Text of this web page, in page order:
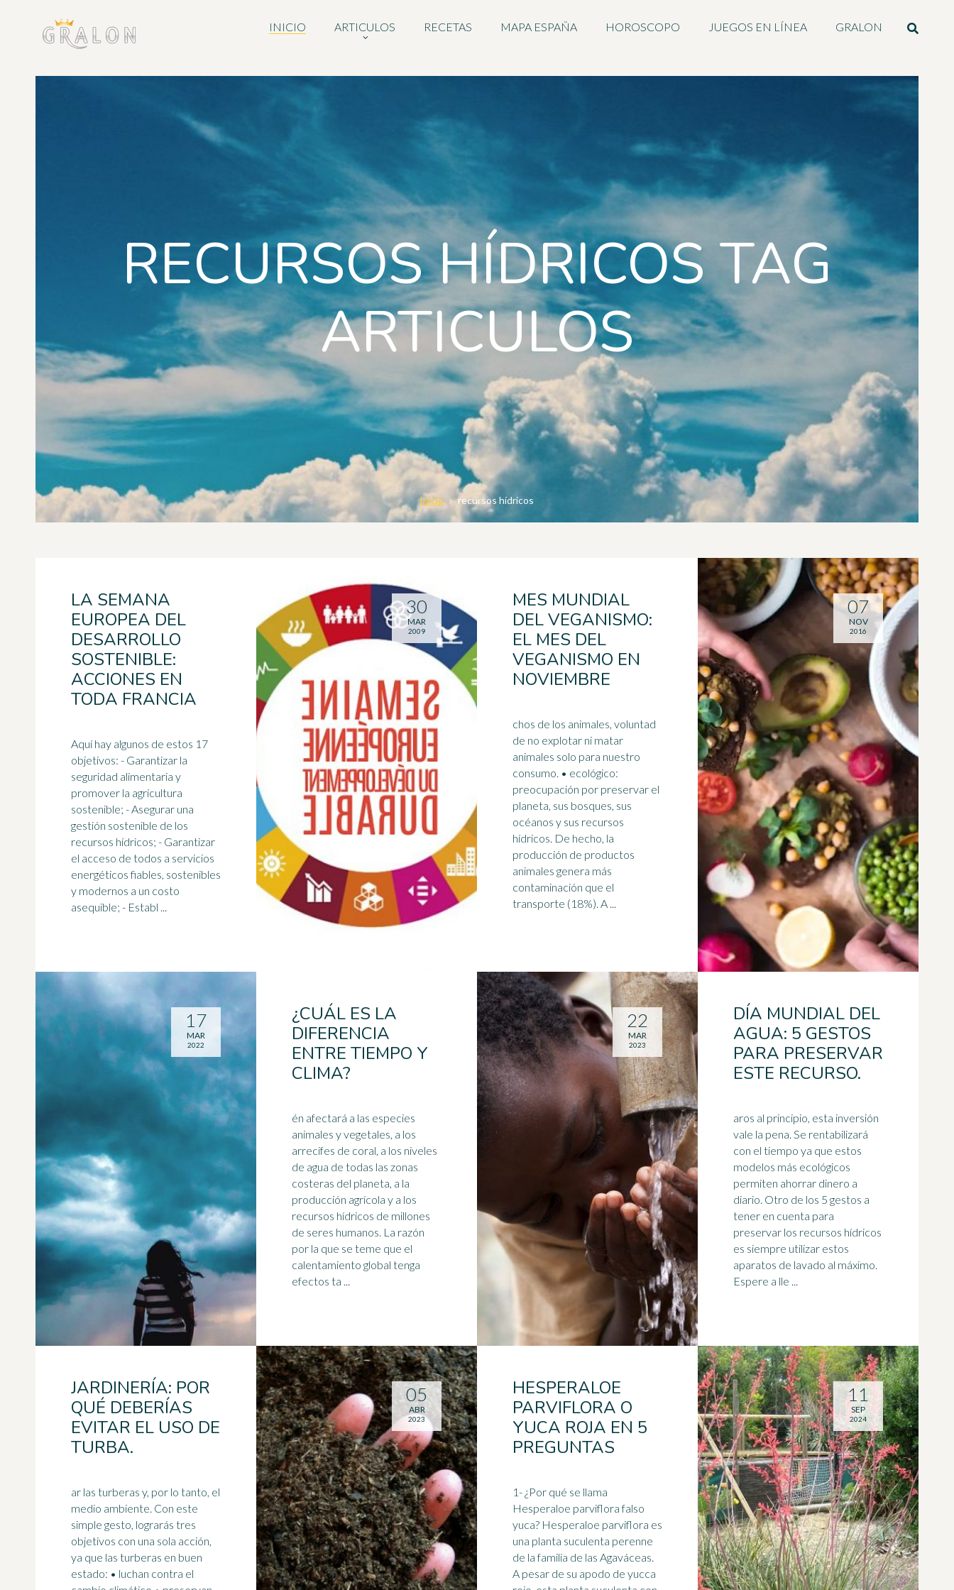
INICIO ARTICULOS RECETAS MAPA ESPAÑA HOROSCOPO JUEGOS EN LÍNEA GRALON
RECURSOS HÍDRICOS TAG
ARTICULOS
Inicio recursos hídricos
LA SEMANA
EUROPEA DEL
DESARROLLO
SOSTENIBLE:
ACCIONES EN
TODA FRANCIA
Aquí hay algunos de estos 17
objetivos: - Garantizar la
seguridad alimentaria y
promover la agricultura
sostenible; - Asegurar una
gestión sostenible de los
recursos hídricos; - Garantizar
el acceso de todos a servicios
energéticos fiables, sostenibles
y modernos a un costo
asequible; - Establ ...
30
MAR
2009
MES MUNDIAL
DEL VEGANISMO:
EL MES DEL
VEGANISMO EN
NOVIEMBRE
chos de los animales, voluntad
de no explotar ni matar
animales solo para nuestro
consumo. • ecológico:
preocupación por preservar el
planeta, sus bosques, sus
océanos y sus recursos
hídricos. De hecho, la
producción de productos
animales genera más
contaminación que el
transporte (18%). A ...
07
NOV
2016
¿CUÁL ES LA
DIFERENCIA
ENTRE TIEMPO Y
CLIMA?
én afectará a las especies
animales y vegetales, a los
arrecifes de coral, a los niveles
de agua de todas las zonas
costeras del planeta, a la
producción agrícola y a los
recursos hídricos de millones
de seres humanos. La razón
por la que se teme que el
calentamiento global tenga
efectos ta ...
17
MAR
2022
DÍA MUNDIAL DEL
AGUA: 5 GESTOS
PARA PRESERVAR
ESTE RECURSO.
aros al principio, esta inversión
vale la pena. Se rentabilizará
con el tiempo ya que estos
modelos más ecológicos
permiten ahorrar dinero a
diario. Otro de los 5 gestos a
tener en cuenta para
preservar los recursos hídricos
es siempre utilizar estos
aparatos de lavado al máximo.
Espere a lle ...
22
MAR
2023
JARDINERÍA: POR
QUÉ DEBERÍAS
EVITAR EL USO DE
TURBA.
ar las turberas y, por lo tanto, el
medio ambiente. Con este
simple gesto, lograrás tres
objetivos con una sola acción,
ya que las turberas en buen
estado: • luchan contra el
05
ABR
2023
HESPERALOE
PARVIFLORA O
YUCA ROJA EN 5
PREGUNTAS
1- ¿Por qué se llama
Hesperaloe parviflora falso
yuca? Hesperaloe parviflora es
una planta suculenta perenne
de la familia de las Agaváceas.
A pesar de su apodo de yucca
11
SEP
2024